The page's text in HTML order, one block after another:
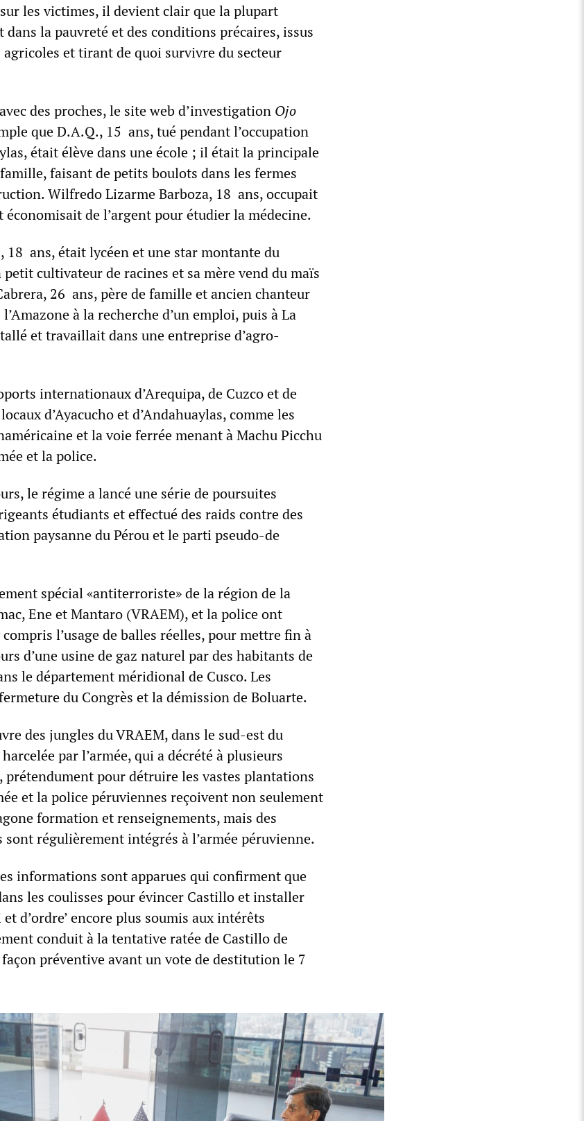
les victimes, il devient clair que la plupart
la pauvreté et des conditions précaires, issus
et tirant de quoi survivre du secteur
des proches, le site web d’investigation Ojo
que D.A.Q., 15 ans, tué pendant l’occupation
était élève dans une école ; il était la principale
faisant de petits boulots dans les fermes
Wilfredo Lizarme Barboza, 18 ans, occupait
de l’argent pour étudier la médecine.
18 ans, était lycéen et une star montante du
cultivateur de racines et sa mère vend du maïs
26 ans, père de famille et ancien chanteur
à la recherche d’un emploi, puis à La
et travaillait dans une entreprise d’agro-
internationaux d’Arequipa, de Cuzco et de
d’Ayacucho et d’Andahuaylas, comme les
et la voie ferrée menant à Machu Picchu
et la police.
le régime a lancé une série de poursuites
étudiants et effectué des raids contre des
paysanne du Pérou et le parti pseudo-de
spécial «antiterroriste» de la région de la
Ene et Mantaro (VRAEM), et la police ont
l’usage de balles réelles, pour mettre fin à
d’une usine de gaz naturel par des habitants de
le département méridional de Cusco. Les
du Congrès et la démission de Boluarte.
des jungles du VRAEM, dans le sud-est du
par l’armée, qui a décrété à plusieurs
prétendument pour détruire les vastes plantations
et la police péruviennes reçoivent non seulement
formation et renseignements, mais des
sont régulièrement intégrés à l’armée péruvienne.
informations sont apparues qui confirment que
les coulisses pour évincer Castillo et installer
d’ordre’ encore plus soumis aux intérêts
conduit à la tentative ratée de Castillo de
préventive avant un vote de destitution le 7